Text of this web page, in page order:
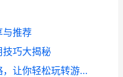
与推荐
技巧大揭秘
宠物森林先遣队脚本使用攻略，让你轻松玩转游戏！